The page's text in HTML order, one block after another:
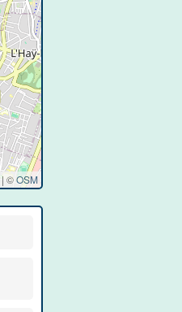
| ©OSM